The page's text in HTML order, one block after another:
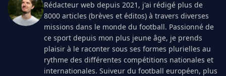
Rédacteur web depuis 2021, j'ai rédigé plus de
8000 articles (brèves et éditos) à travers diverses
missions dans le monde du football. Passionné de
ce sport depuis mon plus jeune âge, je prends
plaisir à le raconter sous ses formes plurielles au
rythme des différentes compétitions nationales et
internationales. Suiveur du football européen, plus